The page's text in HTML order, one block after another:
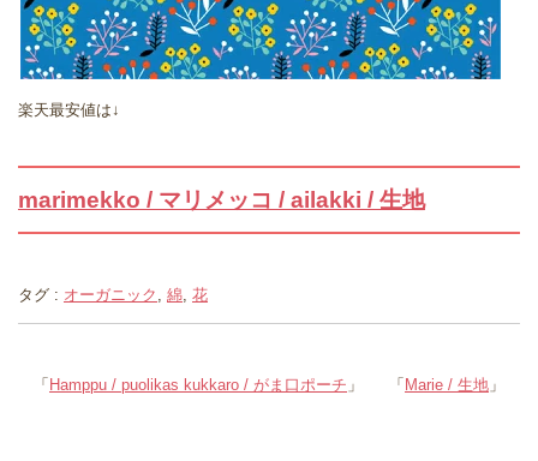
楽天最安値は↓
marimekko / マリメッコ / ailakki / 生地
タグ : オーガニック 綿 花
「 Marie / 生地 」
「 Hamppu / puolikas kukkaro / がま口ポーチ 」